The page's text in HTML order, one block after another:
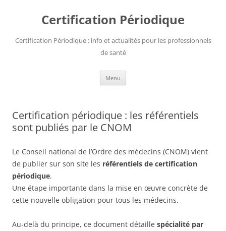
Certification Périodique
Certification Périodique : info et actualités pour les professionnels
de santé
Menu
Certification périodique : les référentiels
sont publiés par le CNOM
Le Conseil national de l’Ordre des médecins (CNOM) vient
de publier sur son site les référentiels de certification
périodique.
Une étape importante dans la mise en œuvre concrète de
cette nouvelle obligation pour tous les médecins.
Au-delà du principe, ce document détaille spécialité par